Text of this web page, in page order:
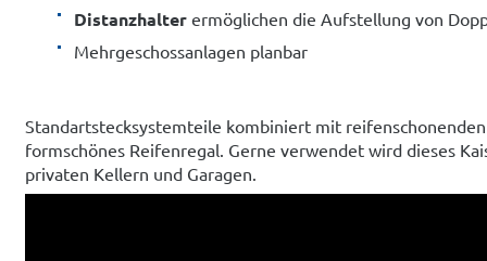
Distanzhalterermöglichen die Aufstellung von
Mehrgeschossanlagen planbar
Standartstecksystemteile kombiniert mit
formschönes Reifenregal. Gerne verwendet wird dieses
privaten Kellern und Garagen.